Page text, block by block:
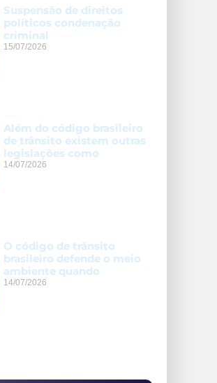
Suspensão de direitos
políticos condenação
criminal
15/07/2026
Além do código brasileiro
de trânsito existem outras
legislações como
14/07/2026
O código de trânsito
brasileiro defende o meio
ambiente quando
14/07/2026